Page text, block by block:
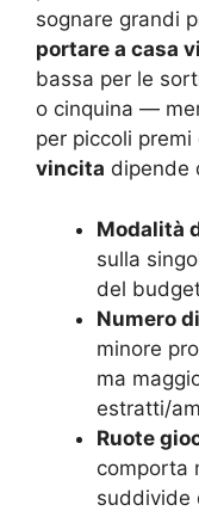
sognare grandi
portare a casa
bassa per le
o cinquina —
per piccoli premi
vincita dipende
Modalità
sulla
del
Numero
minore
ma
estratti/
Ruote
comporta
suddivide